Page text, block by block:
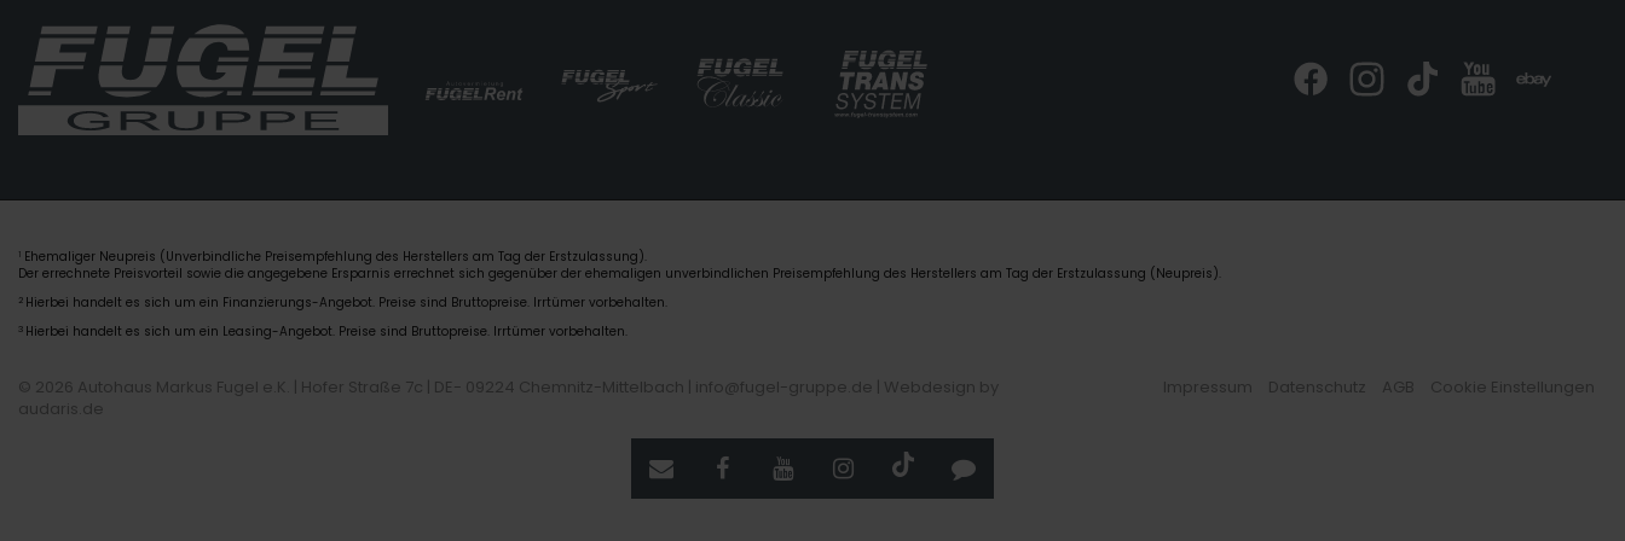
1 Ehemaliger Neupreis (Unverbindliche Preisempfehlung des Herstellers am Tag der Erstzulassung).
Der errechnete Preisvorteil sowie die angegebene Ersparnis errechnet sich gegenüber der ehemaligen unverbindlichen Preisempfehlung des Herstellers am Tag der Erstzulassung (Neupreis).
2 Hierbei handelt es sich um ein Finanzierungs-Angebot. Preise sind Bruttopreise. Irrtümer vorbehalten.
3 Hierbei handelt es sich um ein Leasing-Angebot. Preise sind Bruttopreise. Irrtümer vorbehalten.
© 2026 Autohaus Markus Fugel e.K. | Hofer Straße 7c | DE- 09224 Chemnitz-Mittelbach | info@fugel-gruppe.de | Webdesign by
audaris.de
Impressum Datenschutz AGB Cookie Einstellungen